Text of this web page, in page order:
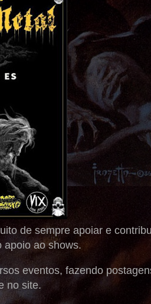
de sempre apoiar e
apoio ao shows.
eventos, fazendo
no site.